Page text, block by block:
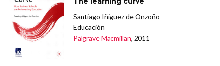
Santiago Iñiguez de Onzoño
Educación
Palgrave Macmillan, 2011